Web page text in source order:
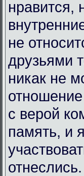
нравится,
не
друзьями
никак не
с верой
память, и
отнеслись.